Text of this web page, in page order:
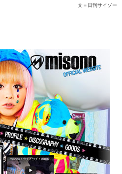
文＝ 日刊サイゾー